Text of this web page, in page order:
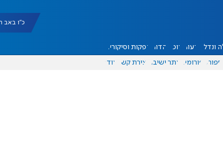
כ"ו באב
ונדל"ן דעות אוכל יהדות הפקות וסיקורים
ספורט פורומים אתר ישיבה יצירת קשר עוד